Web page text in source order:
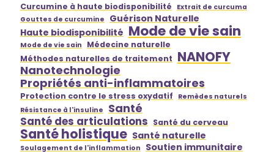
Curcumine à haute biodisponibilité
Extrait de curcuma
Gouttes de curcumine
Guérison Naturelle
Haute biodisponibilité Mode de vie sain
Mode de vie sain
Médecine naturelle
Méthodes naturelles de traitement NANOFY
Nanotechnologie
Propriétés anti-inflammatoires
Protection contre le stress oxydatif
Remèdes naturels
Résistance à l'insuline
Santé
Santé des articulations Santé du cerveau
Santé holistique Santé naturelle
Soulagement de l'inflammation Soutien immunitaire